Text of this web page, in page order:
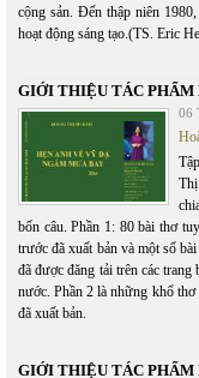
cộng sản. Đến thập niên
hoạt động sáng tạo.(TS. Eric
GIỚI THIỆU TÁC PHẨM
06
bốn câu. Phần 1: 80 bài thơ
trước đã xuất bản và một số
đã được đăng tải trên các
nước. Phần 2 là những khổ
đã xuất bản.
GIỚI THIỆU TÁC PHẨM